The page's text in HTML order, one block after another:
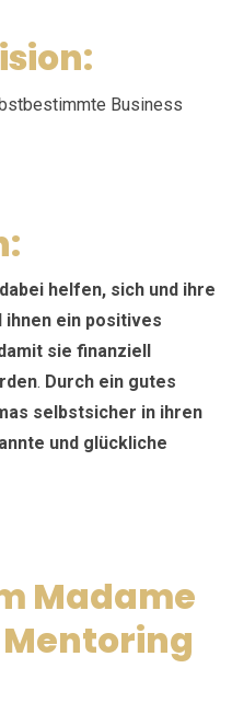
Business
helfen, sich und ihre
ihnen ein positives
sie finanziell
. Durch ein gutes
selbstsicher in ihren
und glückliche
Madame